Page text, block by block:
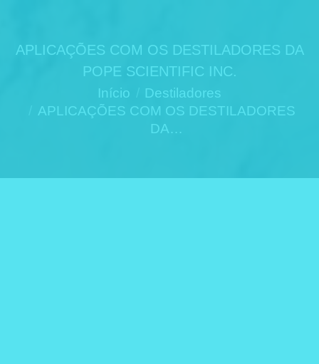
APLICAÇÕES COM OS DESTILADORES DA
POPE SCIENTIFIC INC.
Início
Destiladores
APLICAÇÕES COM OS DESTILADORES
DA…